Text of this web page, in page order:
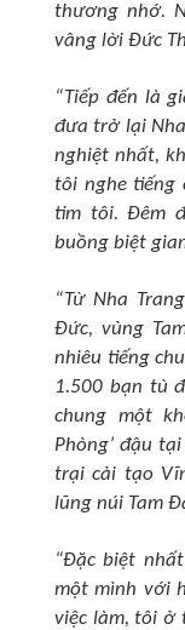
thương nhớ.
vâng lời Ðức
“Tiếp đến là
đưa trở lại
nghiệt nhất,
tôi nghe tiếng
tim tôi. Ðêm
buồng biệt
“Từ Nha
Ðức, vùng
nhiêu tiếng
1.500 bạn tù
chung một
Phòng’ đậu
trại cải tạo
lũng núi Tam
“Ðặc biệt
một mình với
việc làm, tôi ở